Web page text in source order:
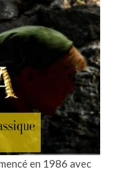
en 1986 avec